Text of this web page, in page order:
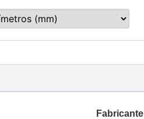
Fabricante